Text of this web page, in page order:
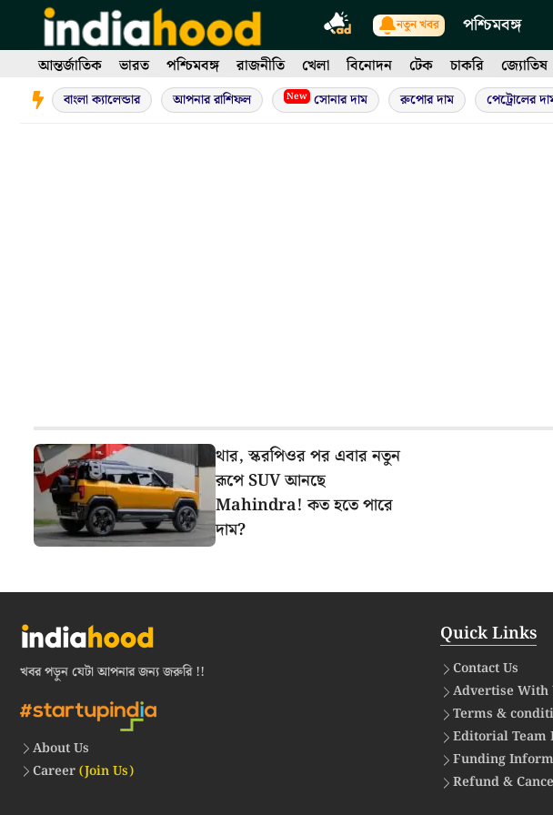
content
নতুন খবর পশ্চিমবঙ্গ
আন্তর্জাতিক ভারত পশ্চিমবঙ্গ রাজনীতি খেলা বিনোদন টেক চাকরি জ্যোতিষ
বাংলা ক্যালেন্ডার আপনার রাশিফল New সোনার দাম রুপোর দাম পেট্রোলের
থার, স্করপিওর পর এবার নতুন
রূপে SUV আনছে
Mahindra! কত হতে পারে
দাম?
খবর পড়ুন যেটা আপনার জন্য জরুরি !!
About Us
Career(Join Us)
Quick Links
Contact Us
Advertise With
Terms &
Editorial Team
Funding
Refund &